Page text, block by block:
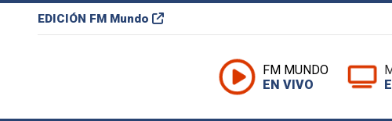
EDICIÓN FM Mundo
FM MUNDO
EN VIVO